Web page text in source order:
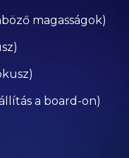
magasságok)
a board-on)